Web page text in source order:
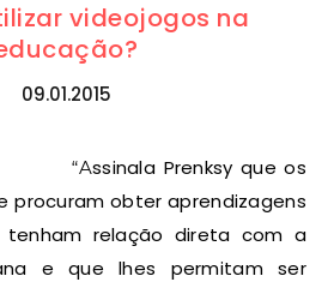
videojogos na
09.01.2015
que os
procuram obter aprendizagens
tenham relação direta com a
e que lhes permitam ser